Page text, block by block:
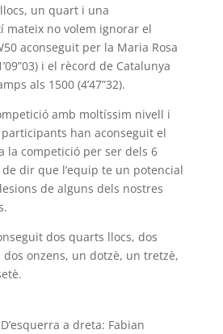
un quart i una
mateix no volem ignorar el
aconseguit per la Maria Rosa
i el rècord de Catalunya
als 1500 (4’47”32).
amb moltíssim nivell i
han aconseguit el
la competició per ser dels 6
dir que l’equip te un potencial
de alguns dels nostres
dos quarts llocs, dos
onzens, un dotzè, un tretzè,
a dreta: Fabian